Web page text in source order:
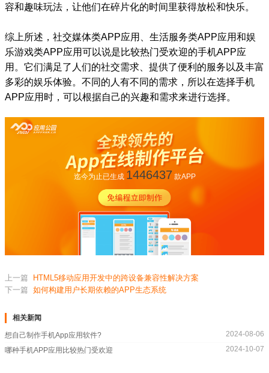
容和趣味玩法，让他们在碎片化的时间里获得放松和快乐。
综上所述，社交媒体类APP应用、生活服务类APP应用和娱
乐游戏类APP应用可以说是比较热门受欢迎的手机APP应
用。它们满足了人们的社交需求、提供了便利的服务以及丰富
多彩的娱乐体验。不同的人有不同的需求，所以在选择手机
APP应用时，可以根据自己的兴趣和需求来进行选择。
迄今为止已生成 1446437 款APP
上一篇
HTML5移动应用开发中的跨设备兼容性解决方案
下一篇 如何构建用户长期依赖的APP生态系统
相关新闻
想自己制作手机App应用软件?
2024-08-06
哪种手机APP应用比较热门受欢迎
2024-10-07